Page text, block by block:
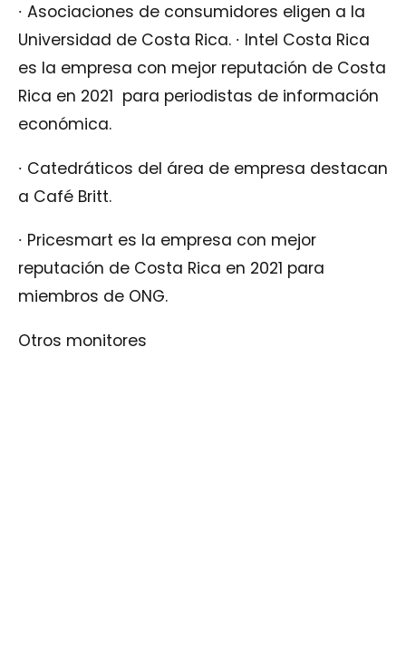
∙ Asociaciones de consumidores eligen a la
Universidad de Costa Rica. ∙ Intel Costa Rica
es la empresa con mejor reputación de Costa
Rica en 2021 para periodistas de información
económica.
∙ Catedráticos del área de empresa destacan
a Café Britt.
∙ Pricesmart es la empresa con mejor
reputación de Costa Rica en 2021 para
miembros de ONG.
Otros monitores